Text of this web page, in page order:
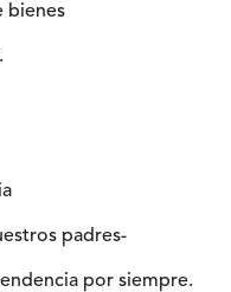
bienes
padres-
por siempre.